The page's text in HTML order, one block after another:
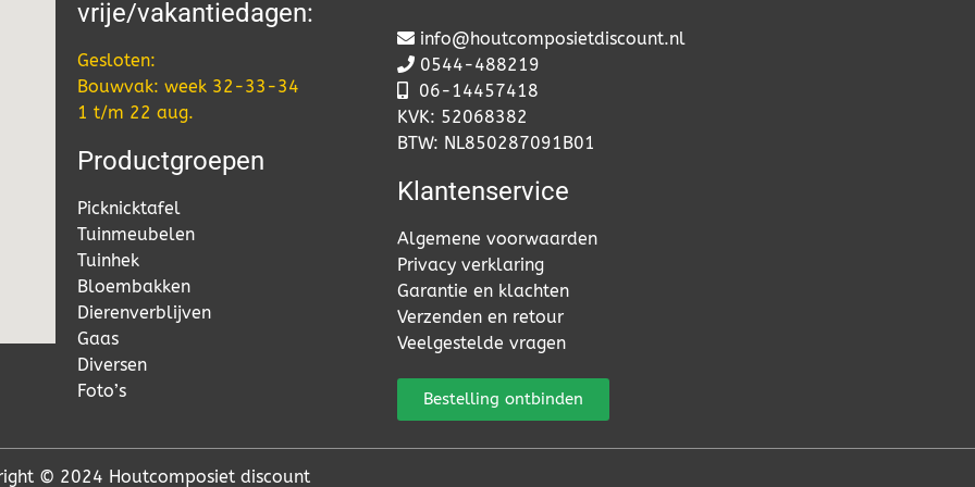
vrije/vakantiedagen:
Gesloten:
Bouwvak: week 32-33-34
1 t/m 22 aug.
Productgroepen
Picknicktafel
Tuinmeubelen
Tuinhek
Bloembakken
Dierenverblijven
Gaas
Diversen
Foto’s
info@houtcomposietdiscount.nl
0544-488219
06- 14457418
KVK: 52068382
BTW: NL850287091B01
Klantenservice
Algemene voorwaarden
Privacy verklaring
Garantie en klachten
Verzenden en retour
Veelgestelde vragen
Bestelling ontbinden
© 2024 Houtcomposiet discount